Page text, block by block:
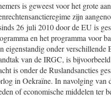
is geweest voor het grote
zijn
26 juli 2010 door de EU is
en het programma voor
onder verschillende
van de IRGC, is
is onder de Ruslandsancties
in Oekraïne. In navolging van
of economische middelen ter